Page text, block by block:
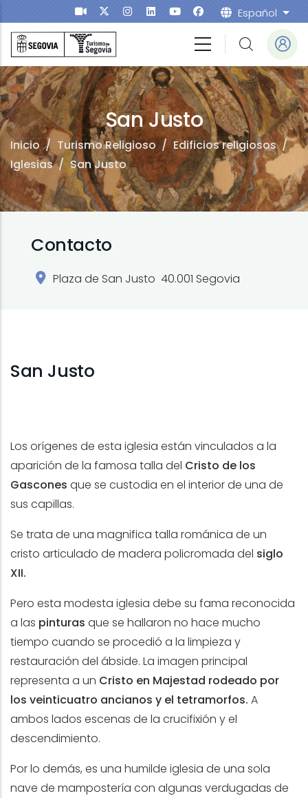
Pasar al contenido principal Español
Sacro
San Justo
Inicio / Turismo Religioso / Edificios religiosos/
Iglesias/ San Justo
Contacto
Plaza de San Justo 40.001 Segovia
San Justo
Los orígenes de esta iglesia están vinculados a la
aparición de la famosa talla del Cristo de los
Gascones que se custodia en el interior de una de
sus capillas.
Se trata de una magnifica talla románica de un
cristo articulado de madera policromada del siglo
XII.
Pero esta modesta iglesia debe su fama reconocida
a las pinturas que se hallaron no hace mucho
tiempo cuando se procedió a la limpieza y
restauración del ábside. La imagen principal
representa a un Cristo en Majestad rodeado por
los veinticuatro ancianos y el tetramorfos. A
ambos lados escenas de la crucifixión y el
descendimiento.
Por lo demás, es una humilde iglesia de una sola
nave de mampostería con algunas verdugadas de